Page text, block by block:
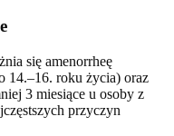
się amenorrheę
14.–16. roku życia) oraz
3 miesiące u osoby z
przyczyn